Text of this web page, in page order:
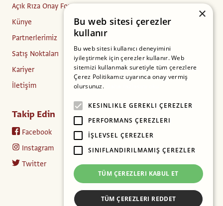
Açık Rıza Onay Formu
Künye
Partnerlerimiz
Satış Noktaları
Kariyer
İletişim
Takip Edin
Facebook
Instagram
Twitter
×
Bu web sitesi çerezler
kullanır
Bu web sitesi kullanıcı deneyimini
iyileştirmek için çerezler kullanır. Web
sitemizi kullanmak suretiyle tüm çerezlere
Çerez Politikamız uyarınca onay vermiş
olursunuz.
KESINLIKLE GEREKLI ÇEREZLER
PERFORMANS ÇEREZLERI
İŞLEVSEL ÇEREZLER
SINIFLANDIRILMAMIŞ ÇEREZLER
TÜM ÇEREZLERI KABUL ET
TÜM ÇEREZLERI REDDET